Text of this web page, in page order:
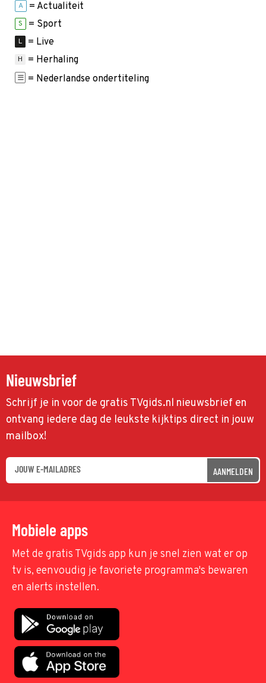
A = Actualiteit
S = Sport
L = Live
H
= Herhaling
= Nederlandse ondertiteling
Nieuwsbrief
Schrijf je in voor de gratis TVgids.nl nieuwsbrief en
ontvang iedere dag de leukste kijktips direct in jouw
mailbox!
AANMELDEN
Mobiele apps
Met de gratis TVgids app kun je snel zien wat er op
tv is, eenvoudig je favoriete programma's bewaren
en alerts instellen.